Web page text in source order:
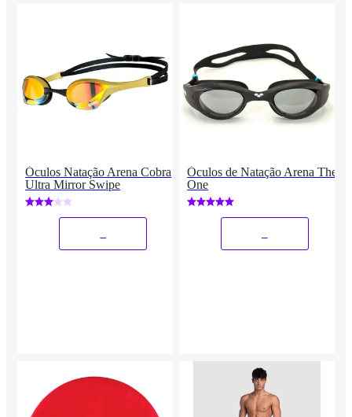
Óculos Natação Arena Cobra
Ultra Mirror Swipe
Óculos de Natação Arena The
One